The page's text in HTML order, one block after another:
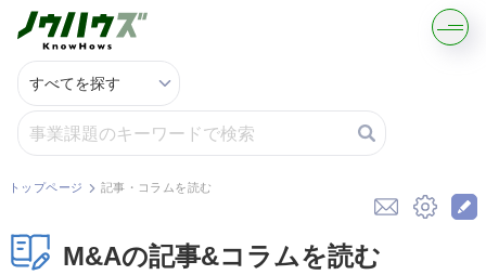
記事・コラムを読む
解決策を募集する
トップページ 記事・コラムを読む
M&Aの記事&コラムを読む